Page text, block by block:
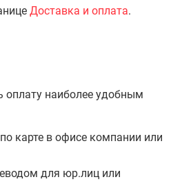
Доставка и оплата.
наиболее удобным
карте в офисе компании или
для юр.лиц или